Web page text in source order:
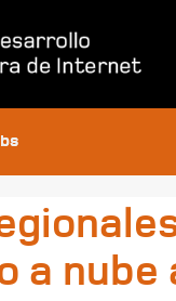
a nube